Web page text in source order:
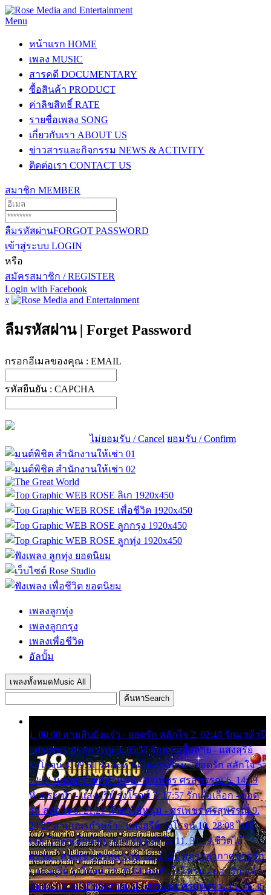
Menu
หน้าแรก HOME
เพลง MUSIC
สารคดี DOCUMENTARY
ซื้อสินค้า PRODUCT
ค่าลิขสิทธิ์ RATE
รายชื่อเพลง SONG
เกี่ยวกับเรา ABOUT US
ข่าวสารและกิจกรรม NEWS & ACTIVITY
ติดต่อเรา CONTACT US
สมาชิก MEMBER
ลืมรหัสผ่านFORGOT PASSWORD
เข้าสู่ระบบ LOGIN
หรือ
สมัครสมาชิก / REGISTER
Login with Facebook
x
ลืมรหัสผ่าน | Forget Password
กรอกอีเมลของคุณ : EMAIL
รหัสยืนยัน : CAPCHA
ไม่ยอมรับ / Cancel ยอมรับ / Confirm
เพลงลูกทุ่ง
เพลงลูกกรุง
เพลงเพื่อชีวิต
อัลบั้ม
เพลงทั้งหมด Music All
ค้นหาSearch
1. 00:00 สามสิบยังแจ๋ว - ยอดรัก สลักใจ 2. 02:49 รักมาห้าปี
- ศรเพชร ศรสุพรรณ 3. 05:57 รักสาวเสื้อลาย - แสงสุรีย์
รุ่งโรจน์ 4. 09:51 รักสะท้านดินสะเทือน - ยอดรัก สลักใจ 5.
12:23 มอเตอร์ไซค์ทำหล่น - ศรเพชร ศรสุพรรณ 6. 14:49
หิ้วกระเป๋า - แสงสุรีย์ รุ่งโรจน์ 7. 17:57 รักเผื่อเลือก - ยอด
รัก สลักใจ 8. 21:21 น้ำตาไอ้หนุ่ม - ศรเพชร ศรสุพรรณ 9.
24:27 สามเณรกำพร้า - แสงสุรีย์ รุ่งโรจน์ 10. 28:08 ไม่มี
เวลาไปหาเมียน้อย - ยอดรัก สลักใจ 11. 31:29 ชีวิตไอ้
ธรรม - ศรเพชร ศรสุพรรณ 12. 35:26 ทหารอากาศขาดรัก
- แสงสุรีย์ รุ่งโรจน์ 13. 39:01 คนหัวใจโทรม - ยอดรัก สลัก
ใจ 14. 42:49 ไอ้หวังตายแน่ - ศรเพชร ศรสุพรรณ 15. 46:35